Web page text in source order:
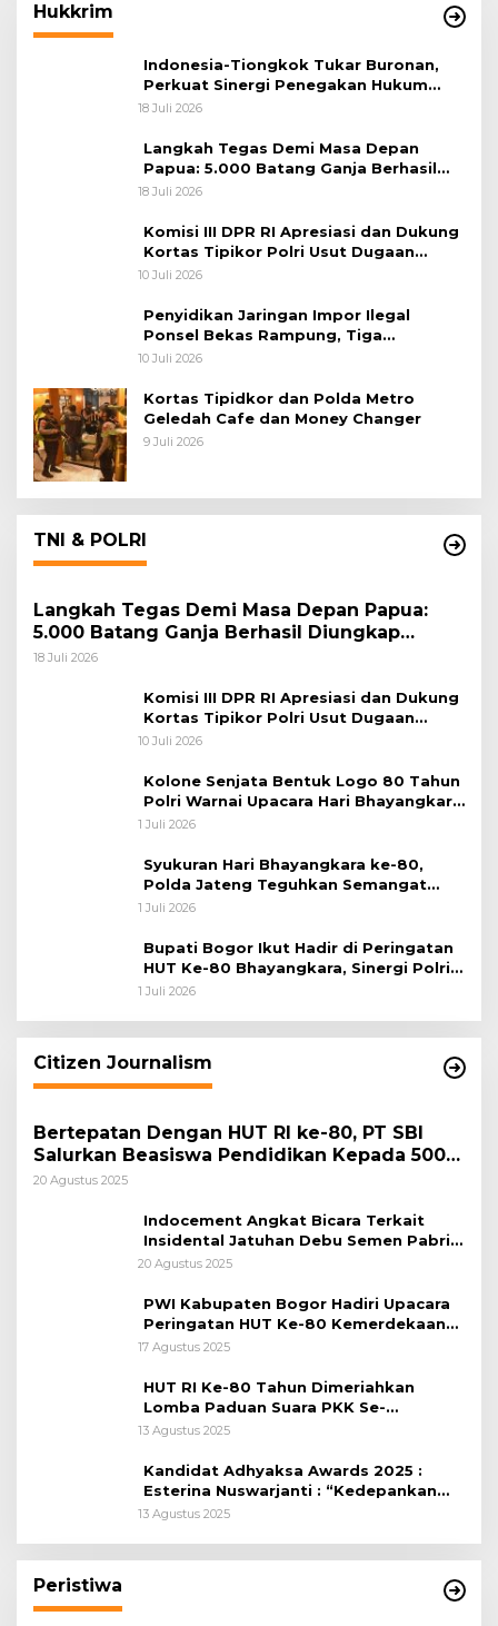
Hukkrim
Indonesia-Tiongkok Tukar Buronan,
Perkuat Sinergi Penegakan Hukum
Lintas Negara
18 Juli 2026
Langkah Tegas Demi Masa Depan
Papua: 5.000 Batang Ganja Berhasil
Diungkap Koops TNI Habema
18 Juli 2026
Komisi III DPR RI Apresiasi dan Dukung
Kortas Tipikor Polri Usut Dugaan
Korupsi Batu Bara
10 Juli 2026
Penyidikan Jaringan Impor Ilegal
Ponsel Bekas Rampung, Tiga
Tersangka Sudah P-21 dan Satu Buron
10 Juli 2026
Kortas Tipidkor dan Polda Metro
Geledah Cafe dan Money Changer
9 Juli 2026
TNI & POLRI
Langkah Tegas Demi Masa Depan Papua:
5.000 Batang Ganja Berhasil Diungkap
Koops TNI Habema
18 Juli 2026
Komisi III DPR RI Apresiasi dan Dukung
Kortas Tipikor Polri Usut Dugaan
Korupsi Batu Bara
10 Juli 2026
Kolone Senjata Bentuk Logo 80 Tahun
Polri Warnai Upacara Hari Bhayangkara
ke-80
1 Juli 2026
Syukuran Hari Bhayangkara ke-80,
Polda Jateng Teguhkan Semangat
Pengabdian dan Pererat Kebersamaan
1 Juli 2026
Bupati Bogor Ikut Hadir di Peringatan
HUT Ke-80 Bhayangkara, Sinergi Polri
dan Pemkab Bogor Jadi Kunci Menjaga
1 Juli 2026
Citizen Journalism
Bertepatan Dengan HUT RI ke-80, PT SBI
Salurkan Beasiswa Pendidikan Kepada 500
Pelajar
20 Agustus 2025
Indocement Angkat Bicara Terkait
Insidental Jatuhan Debu Semen Pabrik
Citeureup
20 Agustus 2025
PWI Kabupaten Bogor Hadiri Upacara
Peringatan HUT Ke-80 Kemerdekaan
RI, di Lapangan Tegar Beriman
17 Agustus 2025
HUT RI Ke-80 Tahun Dimeriahkan
Lomba Paduan Suara PKK Se-
Kabupaten Bogor
13 Agustus 2025
Kandidat Adhyaksa Awards 2025 :
Esterina Nuswarjanti : “Kedepankan
Keadilan Restoratif Wujudkan
13 Agustus 2025
Peristiwa